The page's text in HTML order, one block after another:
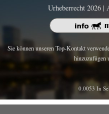
Urheberrecht 2026 |
Sie können unseren Top-Kontakt
hinzuzufügen
0.0053 In